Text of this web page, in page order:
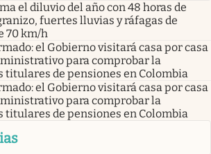
el diluvio del año con 48 horas de
fuertes lluvias y ráfagas de
70 km/h
el Gobierno visitará casa por casa
para comprobar la
titulares de pensiones en Colombia
el Gobierno visitará casa por casa
para comprobar la
titulares de pensiones en Colombia